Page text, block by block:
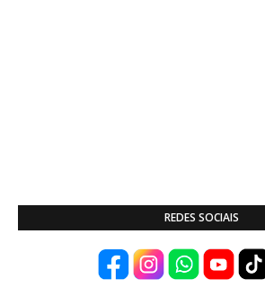
REDES SOCIAIS